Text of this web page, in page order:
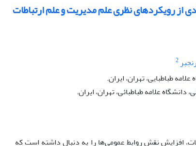
از رویکردهای نظری علم مدیریت و علم ارتباطات
2
طباطبایی، تهران، ایران.
علامه طباطبائی، تهران، ایران.
افزایش نقش روابط عمومی‌ها را به دنبال داشته است که